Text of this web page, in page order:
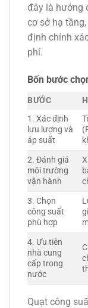
đây là hướng
cơ sở hạ
định chính
phí.
Bốn bước
BƯỚC
1. Xác định
lưu lượng và
áp suất
2. Đánh giá
môi trường
vận hành
3. Chọn
công suất
phù hợp
4. Ưu tiên
nhà cung
cấp trong
nước
Quạt công